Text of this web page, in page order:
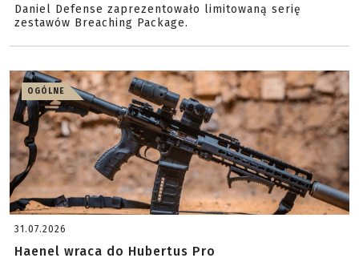
Daniel Defense zaprezentowało limitowaną serię
zestawów Breaching Package.
OGÓLNE
31.07.2026
Haenel wraca do Hubertus Pro